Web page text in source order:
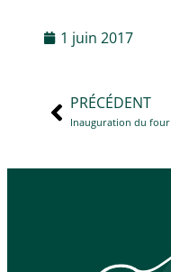
1 juin 2017
PRÉCÉDENT